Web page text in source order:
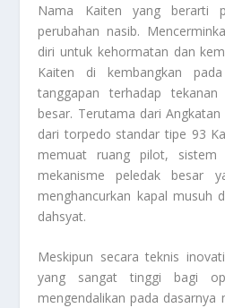
Nama Kaiten yang berarti
perubahan nasib.
diri untuk kehormatan dan
Kaiten di kembangkan
tanggapan terhadap
besar. Terutama dari
dari torpedo standar tipe 93
memuat ruang pilot, sistem
mekanisme peledak besar
menghancurkan kapal musuh
dahsyat.
Meskipun secara teknis
yang sangat tinggi bagi
mengendalikan pada dasarnya